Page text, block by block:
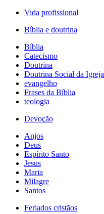
Vida profissional
Bíblia e doutrina
Bíblia
Catecismo
Doutrina
Doutrina Social da Igreja
evangelho
Frases da Bíblia
teologia
Devoção
Anjos
Deus
Espírito Santo
Jesus
Maria
Milagre
Santos
Feriados cristãos